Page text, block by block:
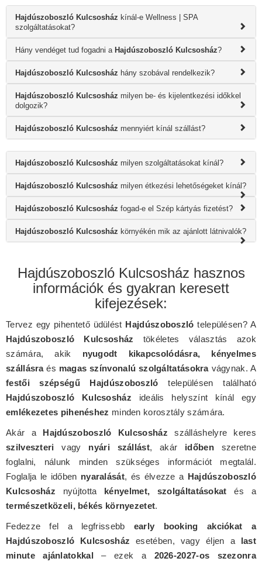
Hajdúszoboszló Kulcsosház kínál-e Wellness | SPA
szolgáltatásokat?
Hány vendéget tud fogadni a Hajdúszoboszló Kulcsosház?
Hajdúszoboszló Kulcsosház hány szobával rendelkezik?
Hajdúszoboszló Kulcsosház milyen be- és kijelentkezési időkkel
dolgozik?
Hajdúszoboszló Kulcsosház mennyiért kínál szállást?
Hajdúszoboszló Kulcsosház milyen szolgáltatásokat kínál?
Hajdúszoboszló Kulcsosház milyen étkezési lehetőségeket kínál?
Hajdúszoboszló Kulcsosház fogad-e el Szép kártyás fizetést?
Hajdúszoboszló Kulcsosház környékén mik az ajánlott látnivalók?
Hajdúszoboszló Kulcsosház hasznos
információk és gyakran keresett
kifejezések:
Tervez egy pihentető üdülést Hajdúszoboszló településen? A
Hajdúszoboszló Kulcsosház tökéletes választás azok
számára, akik nyugodt kikapcsolódásra, kényelmes
szállásraés magas színvonalú szolgáltatásokravágynak. A
festői szépségű Hajdúszoboszló településen található
Hajdúszoboszló Kulcsosház ideális helyszínt kínál egy
emlékezetes pihenéshez minden korosztály számára.
Akár a Hajdúszoboszló Kulcsosház szálláshelyre keres
szilveszteri vagy nyári szállást, akár időbenszeretne
foglalni, nálunk minden szükséges információt megtalál.
Foglalja le időben nyaralását, és élvezze a Hajdúszoboszló
Kulcsosház nyújtotta kényelmet, szolgáltatásokat és a
természetközeli, békés környezetet.
Fedezze fel a legfrissebb early booking akciókat a
Hajdúszoboszló Kulcsosház esetében, vagy éljen a last
minute ajánlatokkal – ezek a 2026-2027-os szezonra